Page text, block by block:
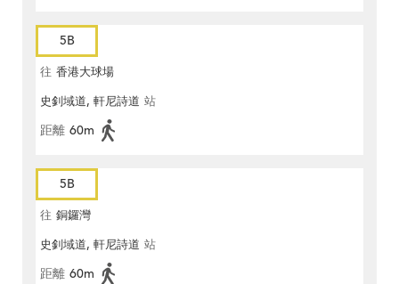
5B
往 香港大球場
史釗域道, 軒尼詩道 站
距離 60m
5B
往 銅鑼灣
史釗域道, 軒尼詩道 站
距離 60m